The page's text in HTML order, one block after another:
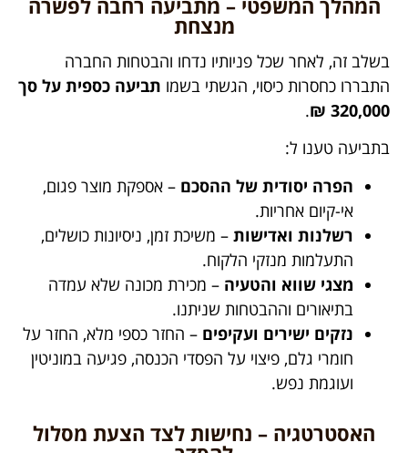
מנצחת
בשלב זה, לאחר שכל פניותיו נדחו והבטחות החברה
התבררו כחסרות כיסוי, הגשתי בשמו תביעה כספית על סך
320,000 ₪
.
בתביעה טענו ל:
הפרה יסודית של ההסכם – אספקת מוצר פגום,
אי-קיום אחריות.
רשלנות ואדישות – משיכת זמן, ניסיונות כושלים,
התעלמות מנזקי הלקוח.
מצגי שווא והטעיה – מכירת מכונה שלא עמדה
בתיאורים וההבטחות שניתנו.
נזקים ישירים ועקיפים – החזר כספי מלא, החזר על
חומרי גלם, פיצוי על הפסדי הכנסה, פגיעה במוניטין
ועוגמת נפש.
האסטרטגיה – נחישות לצד הצעת מסלול